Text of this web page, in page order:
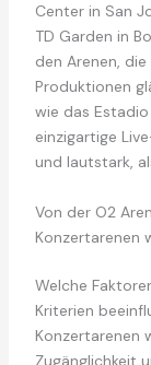
Center in San
TD Garden in
den Arenen,
Produktionen
wie das
einzigartige
und lautstark,
Von der O2
Konzertarenen
Welche
Kriterien
Konzertarenen
Zugänglichkeit